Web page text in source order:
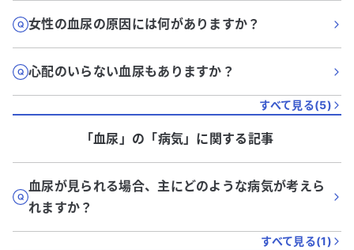
女性の血尿の原因には何がありますか？
心配のいらない血尿もありますか？
すべて見る(5)
「血尿」 の「病気」に関する記事
血尿が見られる場合、主にどのような病気が考えら
れますか？
すべて見る(1)